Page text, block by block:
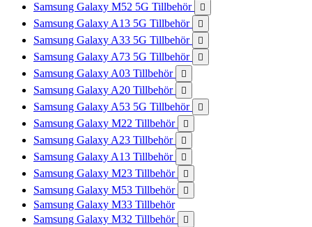
Samsung Galaxy M52 5G Tillbehör 
Samsung Galaxy A13 5G Tillbehör 
Samsung Galaxy A33 5G Tillbehör 
Samsung Galaxy A73 5G Tillbehör 
Samsung Galaxy A03 Tillbehör 
Samsung Galaxy A20 Tillbehör 
Samsung Galaxy A53 5G Tillbehör 
Samsung Galaxy M22 Tillbehör 
Samsung Galaxy A23 Tillbehör 
Samsung Galaxy A13 Tillbehör 
Samsung Galaxy M23 Tillbehör 
Samsung Galaxy M53 Tillbehör 
Samsung Galaxy M33 Tillbehör
Samsung Galaxy M32 Tillbehör
